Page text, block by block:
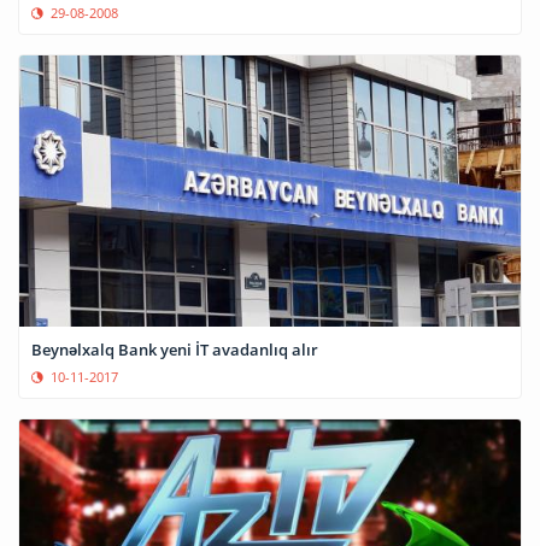
29-08-2008
Beynəlxalq Bank yeni İT avadanlıq alır
10-11-2017